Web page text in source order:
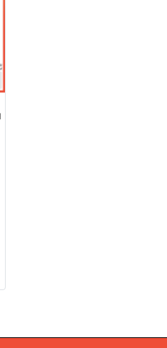
PS20M1